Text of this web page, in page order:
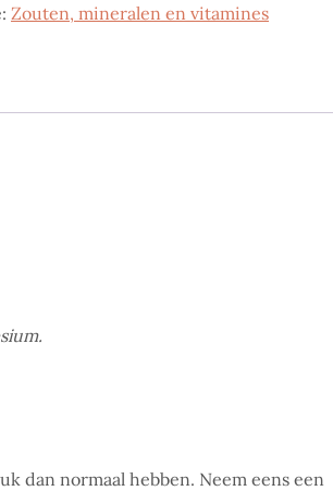
Zouten, mineralen en vitamines
dan normaal hebben. Neem eens een